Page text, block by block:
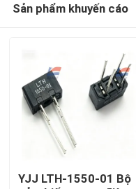
Sản phẩm khuyến cáo
YJJ LTH-1550-01 Bộ